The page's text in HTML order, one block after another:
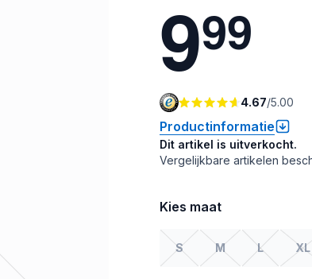
999
4.67/5.00
Productinformatie
Dit artikel is uitverkocht.
Vergelijkbare artikelen
Kies maat
S M L XL